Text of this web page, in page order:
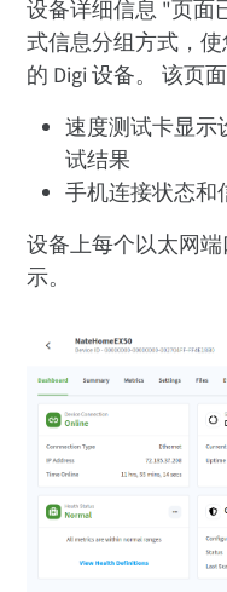
设备详细信息 "页面
式信息分组方式，
的 Digi 设备。 该页
速度测试卡显示
试结果
手机连接状态和
设备上每个以太网
示。